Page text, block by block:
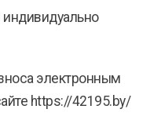
индивидуально
электронным
https://42195.by/